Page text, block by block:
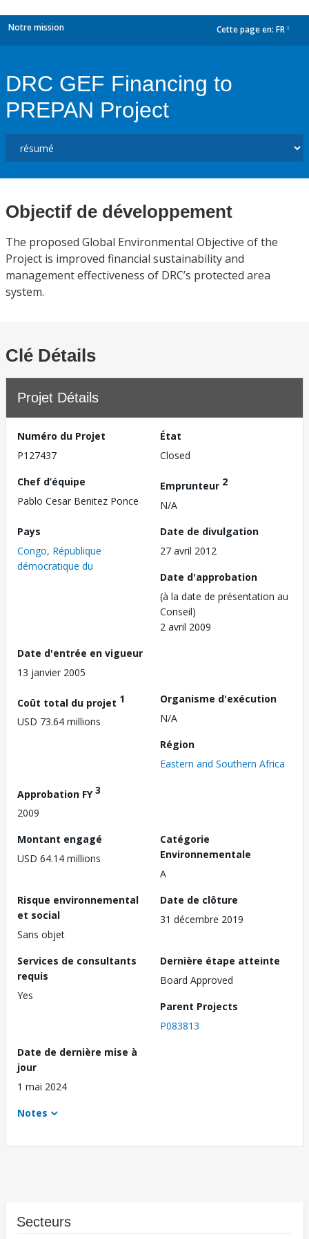
Notre mission Cette page en: FR
DRC GEF Financing to
PREPAN Project
Objectif de développement
The proposed Global Environmental Objective of the
Project is improved financial sustainability and
management effectiveness of DRC’s protected area
system.
Clé Détails
Projet Détails
Numéro du Projet
P127437
État
Closed
Chef d’équipe
Pablo Cesar Benitez Ponce
Emprunteur 2
N/A
Pays
Congo, République
démocratique du
Date de divulgation
27 avril 2012
Date d'approbation
(à la date de présentation au
Conseil)
2 avril 2009
Date d'entrée en vigueur
13 janvier 2005
Coût total du projet 1
USD 73.64 millions
Organisme d'exécution
N/A
Région
Eastern and Southern Africa
Approbation FY3
2009
Montant engagé
USD 64.14 millions
Catégorie
Environnementale
A
Risque environnemental
et social
Sans objet
Date de clôture
31 décembre 2019
Services de consultants
requis
Yes
Dernière étape atteinte
Board Approved
Parent Projects
P083813
Date de dernière mise à
jour
1 mai 2024
Notes
Secteurs